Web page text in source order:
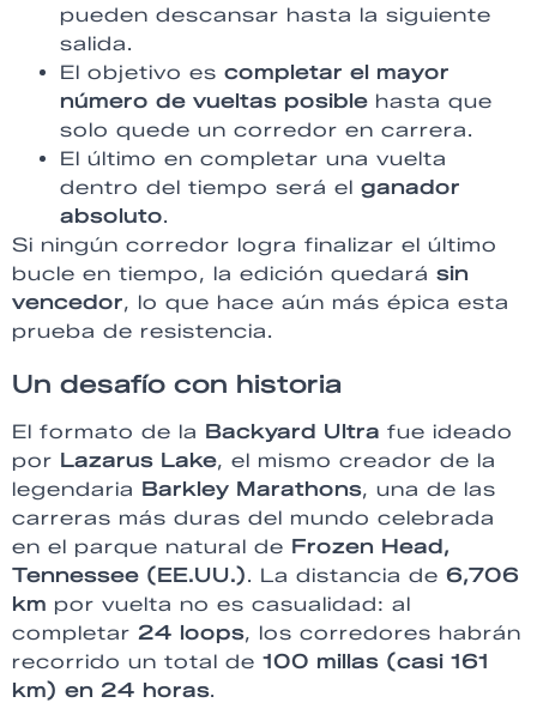
pueden descansar hasta la siguiente
salida.
El objetivo es completar el mayor
número de vueltas posible hasta que
solo quede un corredor en carrera.
El último en completar una vuelta
dentro del tiempo será el ganador
absoluto.
Si ningún corredor logra finalizar el último
bucle en tiempo, la edición quedará sin
vencedor, lo que hace aún más épica esta
prueba de resistencia.
Un desafío con historia
El formato de la Backyard Ultra fue ideado
por Lazarus Lake, el mismo creador de la
legendaria Barkley Marathons, una de las
carreras más duras del mundo celebrada
en el parque natural de Frozen Head,
Tennessee (EE.UU.). La distancia de 6,706
km por vuelta no es casualidad: al
completar 24 loops, los corredores habrán
recorrido un total de 100 millas (casi 161
km) en 24 horas.